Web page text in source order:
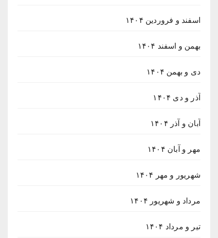
اسفند و فروردین ۱۴۰۴
بهمن و اسفند ۱۴۰۴
دی و بهمن ۱۴۰۴
آذر و دی ۱۴۰۴
آبان و آذر ۱۴۰۴
مهر و آبان ۱۴۰۴
شهریور و مهر ۱۴۰۴
مرداد و شهریور ۱۴۰۴
تیر و مرداد ۱۴۰۴